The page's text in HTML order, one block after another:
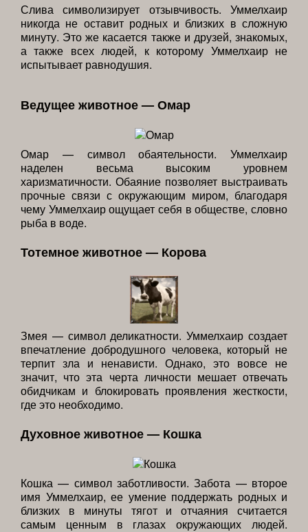
Слива символизирует отзывчивость. Уммелхаир
никогда не оставит родных и близких в сложную
минуту. Это же касается также и друзей, знакомых,
а также всех людей, к которому Уммелхаир не
испытывает равнодушия.
Ведущее животное — Омар
Омар — символ обаятельности. Уммелхаир
наделен весьма высоким уровнем
харизматичности. Обаяние позволяет выстраивать
прочные связи с окружающим миром, благодаря
чему Уммелхаир ощущает себя в обществе, словно
рыба в воде.
Тотемное животное — Корова
Змея — символ деликатности. Уммелхаир создает
впечатление добродушного человека, который не
терпит зла и ненависти. Однако, это вовсе не
значит, что эта черта личности мешает отвечать
обидчикам и блокировать проявления жесткости,
где это необходимо.
Духовное животное — Кошка
Кошка — символ заботливости. Забота — второе
имя Уммелхаир, ее умение поддержать родных и
близких в минуты тягот и отчаяния считается
самым ценным в глазах окружающих людей.